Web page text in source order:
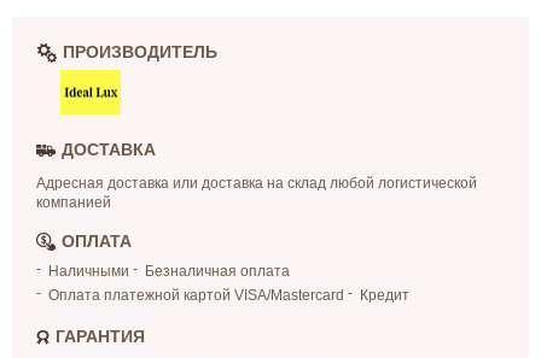
ПРОИЗВОДИТЕЛЬ
ДОСТАВКА
Адресная доставка или доставка на склад любой логистической
компанией
ОПЛАТА
Наличными
Безналичная оплата
Оплата платежной картой VISA/Mastercard
Кредит
ГАРАНТИЯ